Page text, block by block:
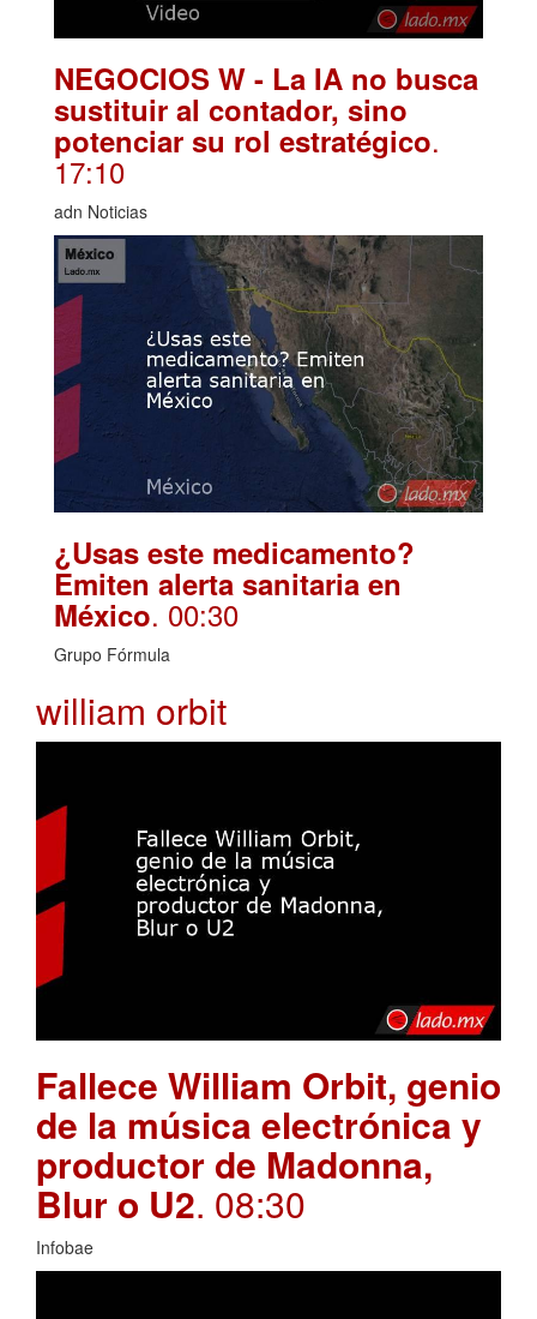
NEGOCIOS W - La IA no busca
sustituir al contador, sino
potenciar su rol estratégico.
17:10
adn Noticias
¿Usas este medicamento?
Emiten alerta sanitaria en
México. 00:30
Grupo Fórmula
william orbit
Fallece William Orbit, genio
de la música electrónica y
productor de Madonna,
Blur o U2. 08:30
Infobae